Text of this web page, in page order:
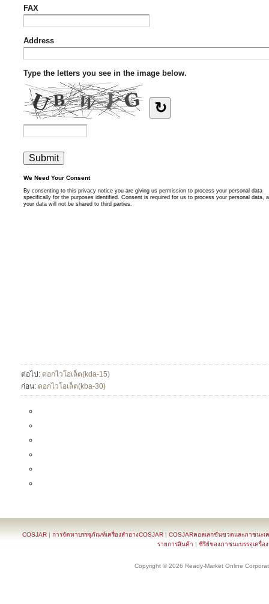
ต่อไป: ดอกไวโอเล็ต(kda-15)
ก่อน: ดอกไวโอเล็ต(kba-30)
COSJAR | การจัดหาบรรจุภัณฑ์เครื่องสำอางCOSJAR | COSJARคอลเลกชั่นขวดและภาชนะเ
รายการสินค้า | ซีรีย์ของภาชนะบรรจุเครื่อ
Copyright © 2026 Ready-Market Online